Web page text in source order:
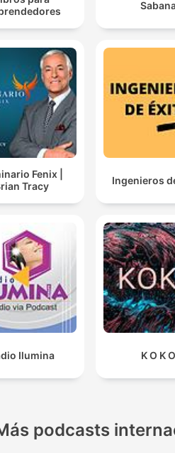
Fenix |
Tracy
Ingenieros
Ilumina K O K O
podcasts